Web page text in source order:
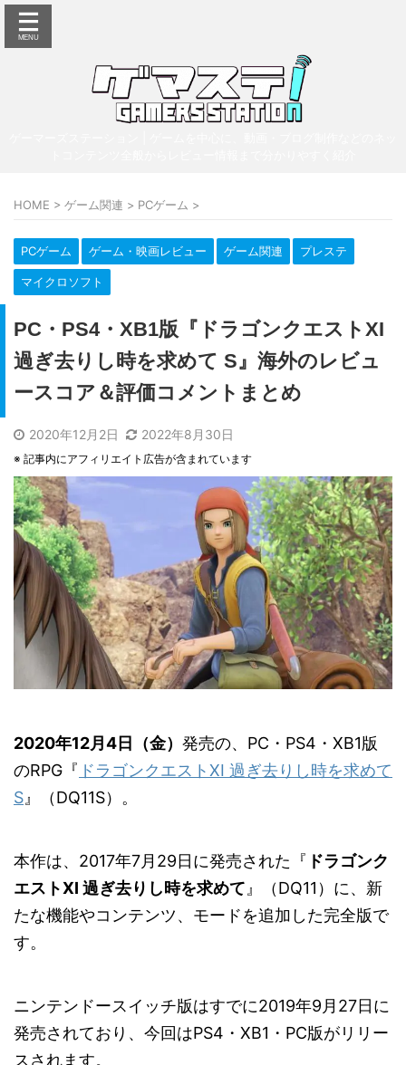
HOME > ゲーム関連 > PCゲーム >
PCゲーム ゲーム・映画レビュー ゲーム関連 プレステ
マイクロソフト
PC・PS4・XB1版『ドラゴンクエストXI
過ぎ去りし時を求めて S』海外のレビュ
ースコア＆評価コメントまとめ
2020年12月2日 2022年8月30日
※ 記事内にアフィリエイト広告が含まれています
2020年12月4日（金） 発売の、PC・PS4・XB1版
のRPG『 ドラゴンクエストXI 過ぎ去りし時を求めて
S 』（DQ11S）。
本作は、2017年7月29日に発売された『 ドラゴンク
エストXI 過ぎ去りし時を求めて 』（DQ11）に、新
たな機能やコンテンツ、モードを追加した完全版で
す。
ニンテンドースイッチ版はすでに2019年9月27日に
発売されており、今回はPS4・XB1・PC版がリリー
スされます。